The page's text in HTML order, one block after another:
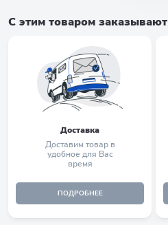
С этим товаром заказывают
Доставка
Доставим товар в
удобное для Вас
время
ПОДРОБНЕЕ